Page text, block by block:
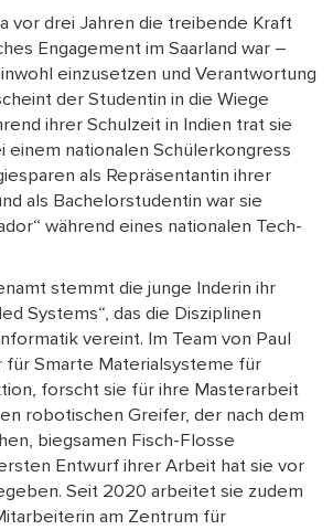
vor drei Jahren die treibende Kraft
Engagement im Saarland war –
einzusetzen und Verantwortung
der Studentin in die Wiege
ihrer Schulzeit in Indien trat sie
einem nationalen Schülerkongress
als Repräsentantin ihrer
als Bachelorstudentin war sie
während eines nationalen Tech-
stemmt die junge Inderin ihr
Systems“, das die Disziplinen
vereint. Im Team von Paul
Smarte Materialsysteme für
forscht sie für ihre Masterarbeit
robotischen Greifer, der nach dem
biegsamen Fisch-Flosse
Entwurf ihrer Arbeit hat sie vor
Seit 2020 arbeitet sie zudem
am Zentrum für